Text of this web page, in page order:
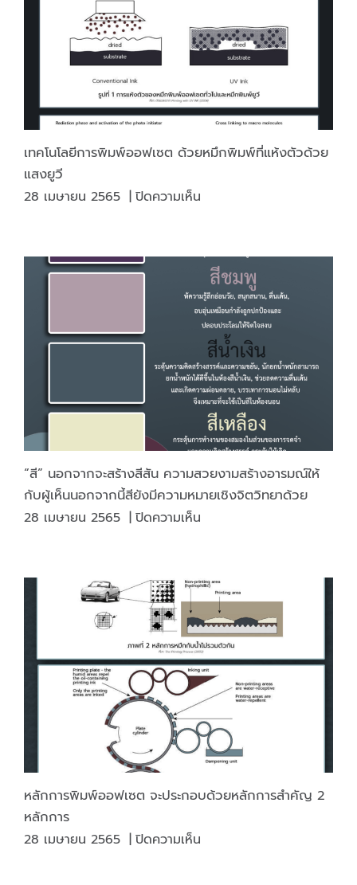
เทคโนโลยีการพิมพ์ออฟเซต ด้วยหมึกพิมพ์ที่แห้งตัวด้วย
แสงยูวี
28 เมษายน 2565 | ปิดความเห็นบน
พิมพ์
ออฟ
เซต
ด้วย
หมึก
พิมพ์
ที่
แห้ง
ตัว
ด้วย
แสง
“สี” นอกจากจะสร้างสีสัน ความสวยงามสร้างอารมณ์ให้
กับผู้เห็นนอกจากนี้สียังมีความหมายเชิงจิตวิทยาด้วย
28 เมษายน 2565 | ปิดความเห็นบน
สร้าง
สีสัน
ความ
สวยงาม
สร้าง
อารมณ์
ให้
กับ
ผู้
เห็น
นอกจาก
นี้
ยัง
หลักการพิมพ์ออฟเซต จะประกอบด้วยหลักการสำคัญ 2
หลักการ
28 เมษายน 2565 | ปิดความเห็นบน